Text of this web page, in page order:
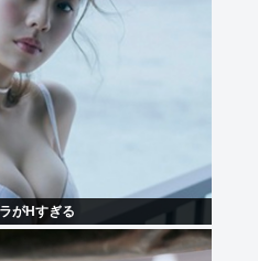
がHすぎる